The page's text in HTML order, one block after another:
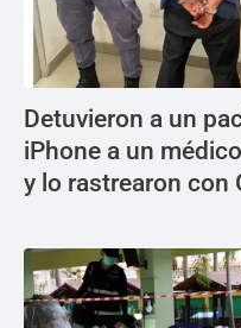
Detuvieron a un
iPhone a un
y lo rastrearon con